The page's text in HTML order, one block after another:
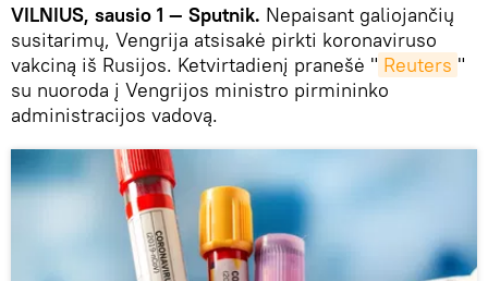
VILNIUS, sausio 1 — Sputnik. Nepaisant galiojančių
susitarimų, Vengrija atsisakė pirkti koronaviruso
vakciną iš Rusijos. Ketvirtadienį pranešė " Reuters "
su nuoroda į Vengrijos ministro pirmininko
administracijos vadovą.